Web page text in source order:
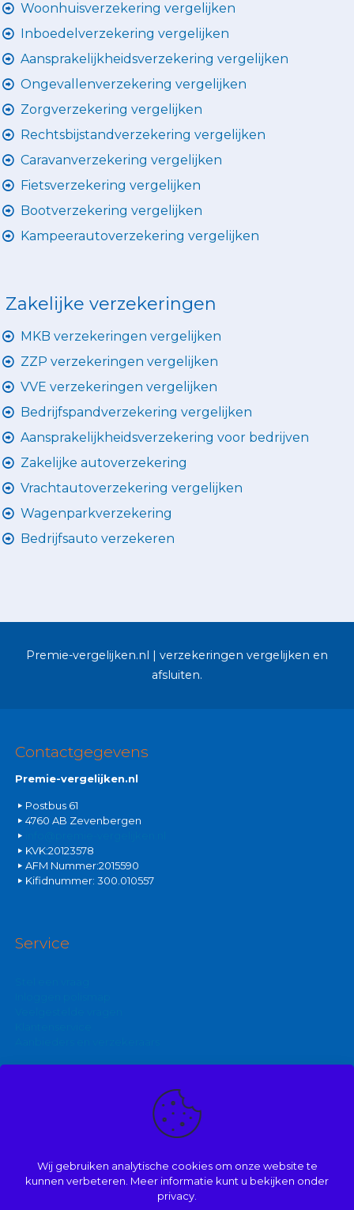
Woonhuisverzekering vergelijken
Inboedelverzekering vergelijken
Aansprakelijkheidsverzekering vergelijken
Ongevallenverzekering vergelijken
Zorgverzekering vergelijken
Rechtsbijstandverzekering vergelijken
Caravanverzekering vergelijken
Fietsverzekering vergelijken
Bootverzekering vergelijken
Kampeerautoverzekering vergelijken
Zakelijke verzekeringen
MKB verzekeringen vergelijken
ZZP verzekeringen vergelijken
VVE verzekeringen vergelijken
Bedrijfspandverzekering vergelijken
Aansprakelijkheidsverzekering voor bedrijven
Zakelijke autoverzekering
Vrachtautoverzekering vergelijken
Wagenparkverzekering
Bedrijfsauto verzekeren
Premie-vergelijken.nl | verzekeringen vergelijken en
afsluiten.
Contactgegevens
Premie-vergelijken.nl
Postbus 61
4760 AB Zevenbergen
KVK:20123578
AFM Nummer:2015590
Kifidnummer: 300.010557
Service
Vergelijk autoverzekering
Wij gebruiken analytische cookies om onze website te
kunnen verbeteren. Meer informatie kunt u bekijken onder
privacy.